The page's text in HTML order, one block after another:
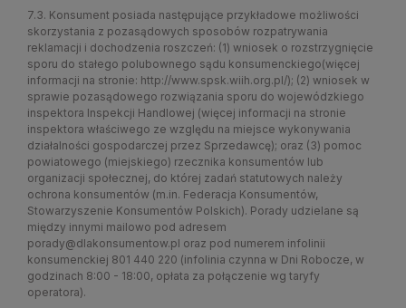
7.3. Konsument posiada następujące przykładowe możliwości
skorzystania z pozasądowych sposobów rozpatrywania
reklamacji i dochodzenia roszczeń: (1) wniosek o rozstrzygnięcie
sporu do stałego polubownego sądu konsumenckiego(więcej
informacji na stronie: http://www.spsk.wiih.org.pl/); (2) wniosek w
sprawie pozasądowego rozwiązania sporu do wojewódzkiego
inspektora Inspekcji Handlowej (więcej informacji na stronie
inspektora właściwego ze względu na miejsce wykonywania
działalności gospodarczej przez Sprzedawcę); oraz (3) pomoc
powiatowego (miejskiego) rzecznika konsumentów lub
organizacji społecznej, do której zadań statutowych należy
ochrona konsumentów (m.in. Federacja Konsumentów,
Stowarzyszenie Konsumentów Polskich). Porady udzielane są
między innymi mailowo pod adresem
porady@dlakonsumentow.pl oraz pod numerem infolinii
konsumenckiej 801 440 220 (infolinia czynna w Dni Robocze, w
godzinach 8:00 - 18:00, opłata za połączenie wg taryfy
operatora).